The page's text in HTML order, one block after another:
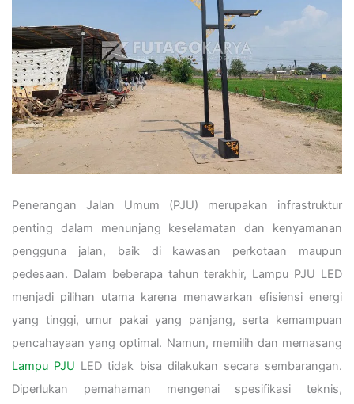
Penerangan Jalan Umum (PJU) merupakan infrastruktur
penting dalam menunjang keselamatan dan kenyamanan
pengguna jalan, baik di kawasan perkotaan maupun
pedesaan. Dalam beberapa tahun terakhir, Lampu PJU LED
menjadi pilihan utama karena menawarkan efisiensi energi
yang tinggi, umur pakai yang panjang, serta kemampuan
pencahayaan yang optimal. Namun, memilih dan memasang
Lampu PJU LED tidak bisa dilakukan secara sembarangan.
Diperlukan pemahaman mengenai spesifikasi teknis,